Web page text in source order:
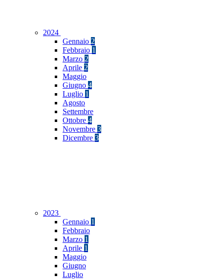
2024
Gennaio 2
Febbraio 1
Marzo 2
Aprile 2
Maggio
Giugno 4
Luglio 1
Agosto
Settembre
Ottobre 4
Novembre 3
Dicembre 3
2023
Gennaio 1
Febbraio
Marzo 1
Aprile 1
Maggio
Giugno
Luglio